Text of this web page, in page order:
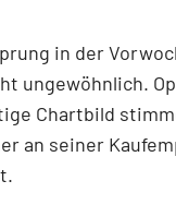
in der
ungewöhnlich.
Chartbild
an seiner